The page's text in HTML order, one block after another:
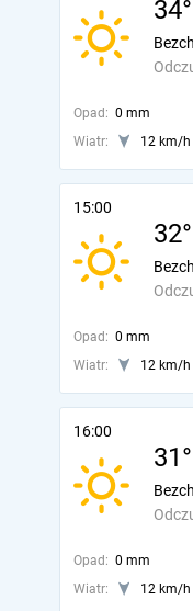
Opad: 0 mm
Wiatr:
12 km/h
15:00
Opad: 0 mm
Wiatr:
12 km/h
16:00
Opad: 0 mm
Wiatr:
12 km/h